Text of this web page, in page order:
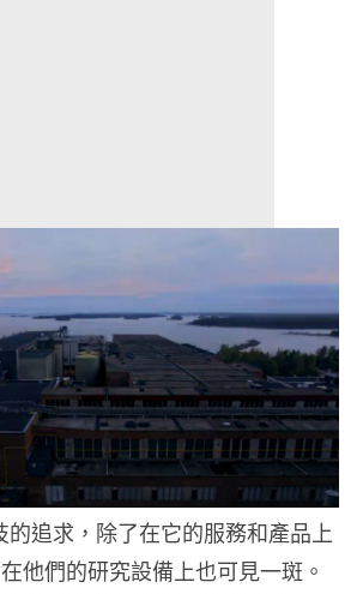
追求，除了在它的服務和產品上
他們的研究設備上也可見一斑。